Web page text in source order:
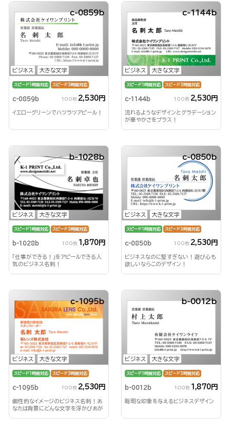
ビジネス 大きな文字
c-0859b
スピード1時間対応 スピード3時間対応
c-0859b 100枚 2,530円
イエローグリーンでハツラツアピール！
ビジネス 大きな文字
c-1144b
スピード1時間対応 スピード3時間対応
c-1144b 100枚 2,530円
流れるようなデザインとグラデーション
が華やかさをプラス！
ビジネス 大きな文字
b-1028b
スピード1時間対応 スピード3時間対応
b-1028b 100枚 1,870円
「仕事ができる！」をアピールできる人
気のビジネス名刺！
ビジネス 大きな文字
c-0850b
スピード1時間対応 スピード3時間対応
c-0850b 100枚 2,530円
ビジネスなのに堅すぎない！遊び心も
欲しいならこのデザイン！
ビジネス 大きな文字
c-1095b
スピード1時間対応 スピード3時間対応
c-1095b 100枚 2,530円
個性的なイメージのビジネス名刺！あ
なたは背景にどんな文字を浮かびあが
ビジネス 大きな文字
b-0012b
スピード1時間対応 スピード3時間対応
b-0012b 100枚 1,870円
聡明な印象を与えるビジネスデザイン